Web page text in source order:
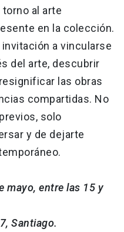
al arte
en la colección.
a vincularse
del arte, descubrir
las obras
compartidas. No
solo
y de dejarte
mayo, entre las 15 y
Santiago.